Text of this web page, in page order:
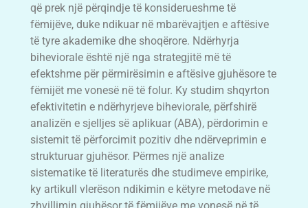
që prek një përqindje të konsiderueshme të
fëmijëve, duke ndikuar në mbarëvajtjen e aftësive
të tyre akademike dhe shoqërore. Ndërhyrja
biheviorale është një nga strategjitë më të
efektshme për përmirësimin e aftësive gjuhësore te
fëmijët me vonesë në të folur. Ky studim shqyrton
efektivitetin e ndërhyrjeve biheviorale, përfshirë
analizën e sjelljes së aplikuar (ABA), përdorimin e
sistemit të përforcimit pozitiv dhe ndërveprimin e
strukturuar gjuhësor. Përmes një analize
sistematike të literaturës dhe studimeve empirike,
ky artikull vlerëson ndikimin e këtyre metodave në